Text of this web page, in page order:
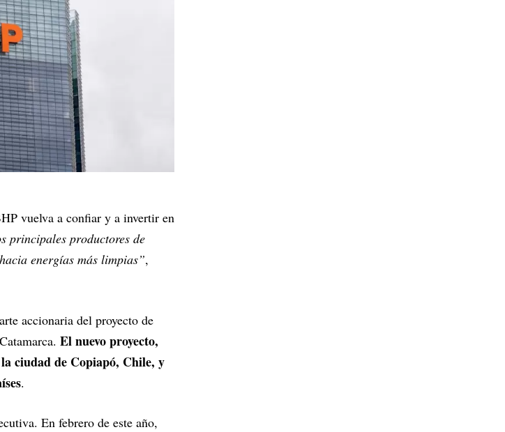
vuelva a confiar y a invertir en
principales productores de
energías más limpias”,
accionaria del proyecto de
El nuevo proyecto,
ciudad de Copiapó, Chile, y
.
En febrero de este año,